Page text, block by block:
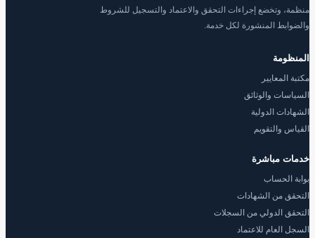
منظمة، وتخضع إجراءات التحقق والاعتماد والتسجيل للشروط
والضوابط المنشورة لكل خدمة.
المنظومة
مكتبة المعايير
السياسات والوثائق
الشهادات الدولية
القياس والتقويم
خدمات مباشرة
بوابة الحساب
التحقق من الشهادات
التحقق الدولي من السجلات
السجل العام للاعتماد